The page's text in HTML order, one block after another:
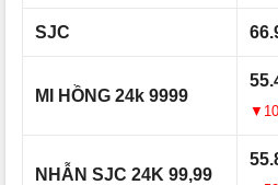
SJC
MI HỒNG 24k 9999
NHẪN SJC 24K 99,99